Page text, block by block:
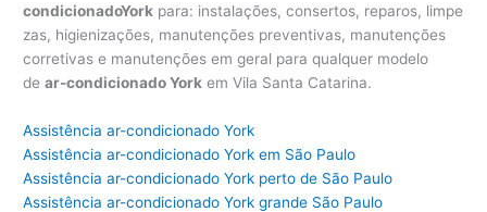
condicionadoYork para: instalações, consertos, reparos, limpe
zas, higienizações, manutenções preventivas, manutenções
corretivas e manutenções em geral para qualquer modelo
dear-condicionado York em Vila Santa Catarina.
Assistência ar-condicionado York
Assistência ar-condicionado York em São Paulo
Assistência ar-condicionado York perto de São Paulo
Assistência ar-condicionado York grande São Paulo